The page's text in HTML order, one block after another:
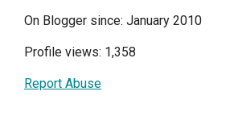
On Blogger since: January 2010
Profile views: 1,358
Report Abuse